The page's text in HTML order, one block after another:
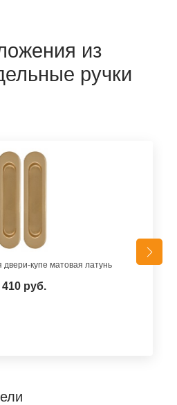
из
ручки
двери-купе матовая латунь
410 руб.